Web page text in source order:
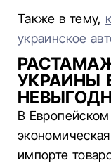
Также в тему,
украинское
УКРАИНЫ
В
импорте